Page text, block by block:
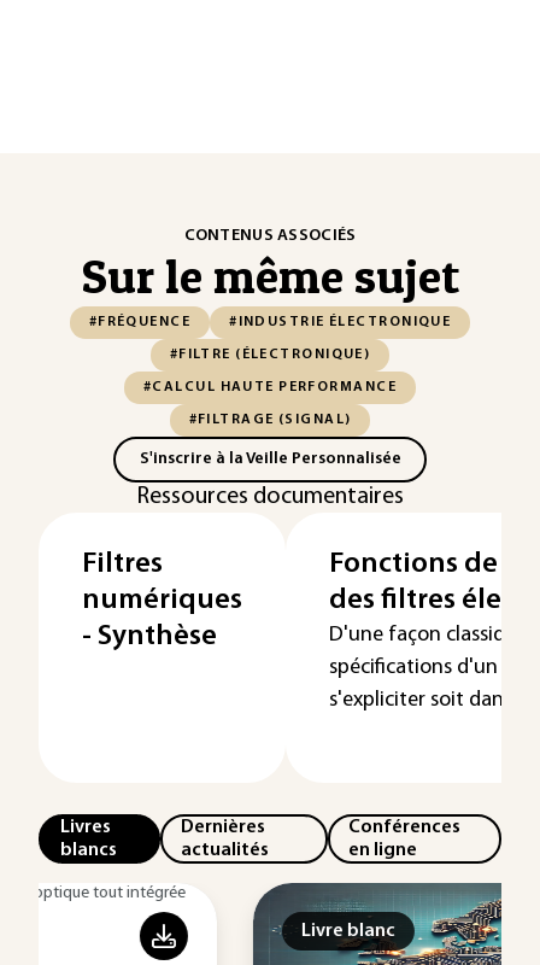
CONTENUS ASSOCIÉS
Sur le même sujet
#FRÉQUENCE #INDUSTRIE ÉLECTRONIQUE
#FILTRE (ÉLECTRONIQUE)
#CALCUL HAUTE PERFORMANCE
#FILTRAGE (SIGNAL)
S'inscrire à la Veille Personnalisée
Ressources documentaires
Filtres
numériques
- Synthèse
Fonctions de
des filtres
D'une façon classique,
spécifications d'un
s'expliciter soit dans le
Livres
blancs
Dernières
actualités
Conférences
en ligne
Livre blanc